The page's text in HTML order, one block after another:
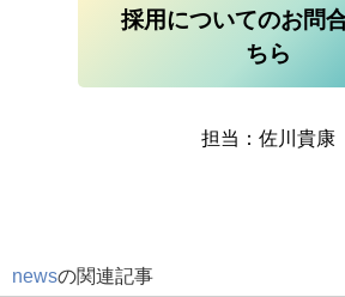
採用についてのお問
ちら
担当：佐川貴康
newsの関連記事